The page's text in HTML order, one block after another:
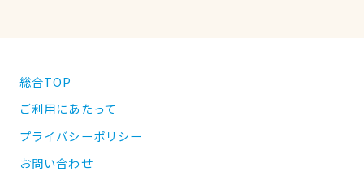
総合TOP
ご利用にあたって
プライバシーポリシー
お問い合わせ